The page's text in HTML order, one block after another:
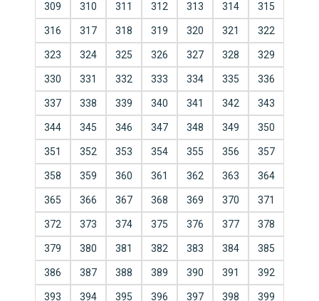
309 310 311 312 313 314 315
316 317 318 319 320 321 322
323 324 325 326 327 328 329
330 331 332 333 334 335 336
337 338 339 340 341 342 343
344 345 346 347 348 349 350
351 352 353 354 355 356 357
358 359 360 361 362 363 364
365 366 367 368 369 370 371
372 373 374 375 376 377 378
379 380 381 382 383 384 385
386 387 388 389 390 391 392
393 394 395 396 397 398 399